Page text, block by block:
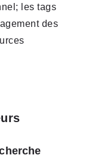
les tags
des